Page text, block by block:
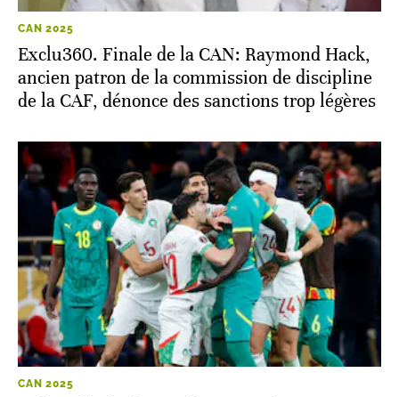
CAN 2025
Exclu360. Finale de la CAN: Raymond Hack,
ancien patron de la commission de discipline
de la CAF, dénonce des sanctions trop légères
CAN 2025